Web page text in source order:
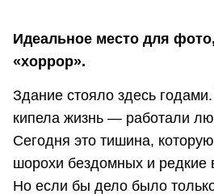
Идеальное место для
«хоррор».
Здание стояло здесь
кипела жизнь — работали
Сегодня это тишина,
шорохи бездомных и редкие
Но если бы дело было только